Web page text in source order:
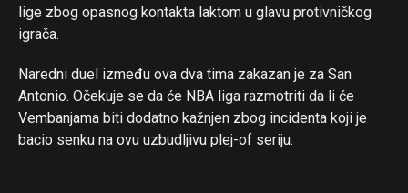
lige zbog opasnog kontakta laktom u glavu protivničkog
igrača.
Naredni duel između ova dva tima zakazan je za San
Antonio. Očekuje se da će NBA liga razmotriti da li će
Vembanjama biti dodatno kažnjen zbog incidenta koji je
bacio senku na ovu uzbudljivu plej-of seriju.